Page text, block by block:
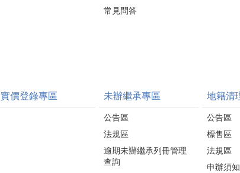
常見問答
實價登錄專區 未辦繼承專區
公告區
法規區
逾期未辦繼承列冊管理
查詢
地籍清
公告區
標售區
法規區
申辦須知